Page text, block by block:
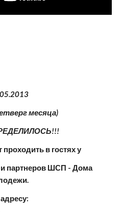
месяца)
в гостях у